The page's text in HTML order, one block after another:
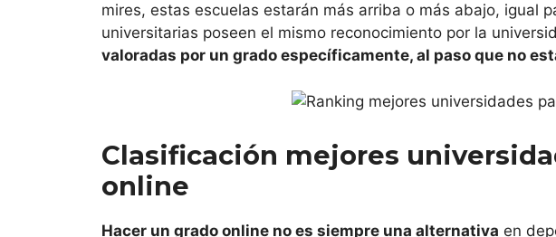
Universidad de Valladolid
Cataluña
Universitat Abat Oliba
Universidad Autónoma
mires, estas escuelas estarán más arriba o más abajo, igual
universitarias poseen el mismo reconocimiento por la
valoradas por un grado específicamente, al paso que no
Clasificación mejores
online
Hacer un grado online no es siempre una alternativa en